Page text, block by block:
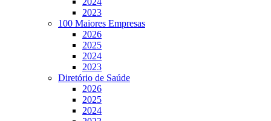
2023
100 Maiores Empresas
2026
2025
2024
2023
Diretório de Saúde
2026
2025
2024